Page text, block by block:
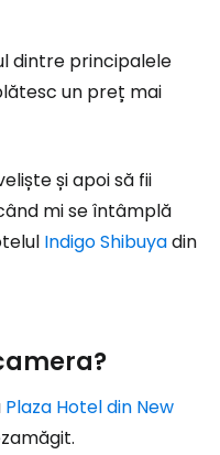
dintre principalele
un preț mai
și apoi să fii
mi se întâmplă
Indigo Shibuyadin
Plaza Hotel din New